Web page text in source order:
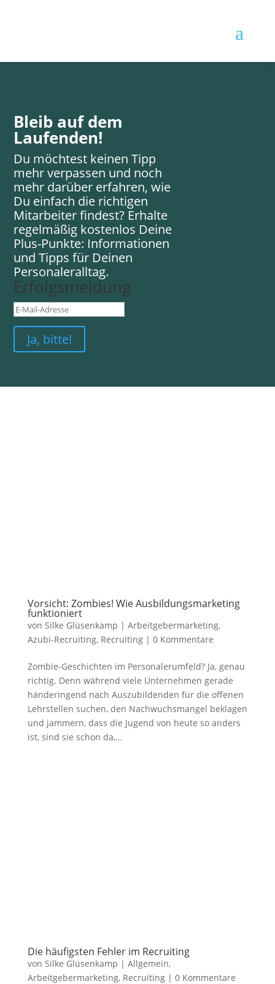
Bleib auf dem
Laufenden!
Du möchtest keinen Tipp
mehr verpassen und noch
mehr darüber erfahren, wie
Du einfach die richtigen
Mitarbeiter findest? Erhalte
regelmäßig kostenlos Deine
Plus-Punkte: Informationen
und Tipps für Deinen
Personaleralltag.
Erfolgsmeldung
Ja, bitte!
Vorsicht: Zombies! Wie Ausbildungsmarketing
funktioniert
von Silke Glüsenkamp | Arbeitgebermarketing,
Azubi-Recruiting, Recruiting| 0 Kommentare
Zombie-Geschichten im Personalerumfeld? Ja, genau
richtig. Denn während viele Unternehmen gerade
händeringend nach Auszubildenden für die offenen
Lehrstellen suchen, den Nachwuchsmangel beklagen
und jammern, dass die Jugend von heute so anders
ist, sind sie schon da,...
Die häufigsten Fehler im Recruiting
von Silke Glüsenkamp | Allgemein,
Arbeitgebermarketing, Recruiting| 0 Kommentare